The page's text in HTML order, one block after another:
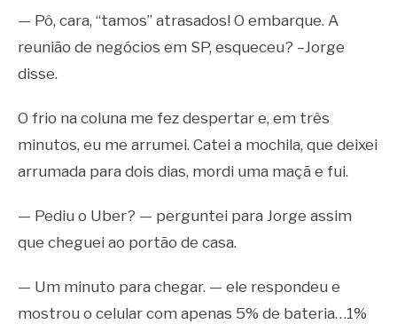
— Pô, cara, “tamos” atrasados! O embarque. A
reunião de negócios em SP, esqueceu? –Jorge
disse.
O frio na coluna me fez despertar e, em três
minutos, eu me arrumei. Catei a mochila, que deixei
arrumada para dois dias, mordi uma maçã e fui.
— Pediu o Uber? — perguntei para Jorge assim
que cheguei ao portão de casa.
— Um minuto para chegar. — ele respondeu e
mostrou o celular com apenas 5% de bateria…1%